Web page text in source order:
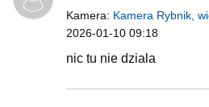
Kamera: Kamera Rybnik,
2026-01-10 09:18
nic tu nie dziala